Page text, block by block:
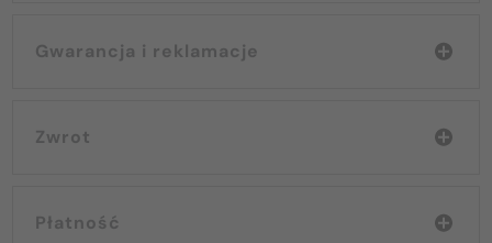
Gwarancja i reklamacje
Zwrot
Płatność